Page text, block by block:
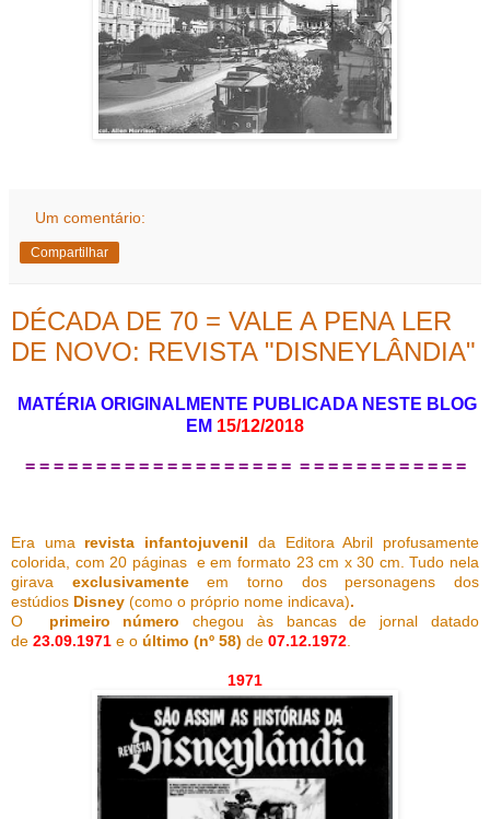
Um comentário:
Compartilhar
DÉCADA DE 70 = VALE A PENA LER
DE NOVO: REVISTA "DISNEYLÂNDIA"
MATÉRIA ORIGINALMENTE PUBLICADA NESTE BLOG
EM 15/12/2018
= = = = = = = = = = = = = = = = = = = = = = = = = = = = = = =
Era uma revista infantojuvenil da Editora Abril profusamente
colorida, com 20 páginas e em formato 23 cm x 30 cm. Tudo nela
girava exclusivamenteem torno dos personagens dos
estúdios Disney (como o próprio nome indicava).
O primeiro número chegou às bancas de jornal datado
de 23.09.1971 e o último (nº 58) de 07.12.1972.
1971